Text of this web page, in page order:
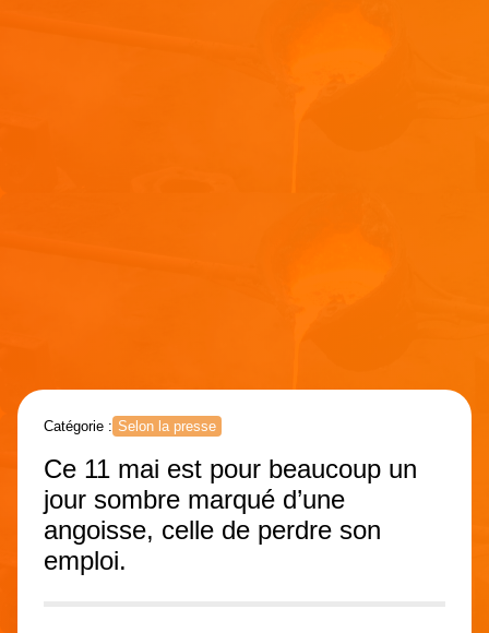
Catégorie : Selon la presse
Ce 11 mai est pour beaucoup un
jour sombre marqué d’une
angoisse, celle de perdre son
emploi.